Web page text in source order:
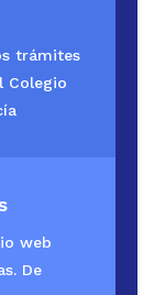
trámites
Colegio
web
De